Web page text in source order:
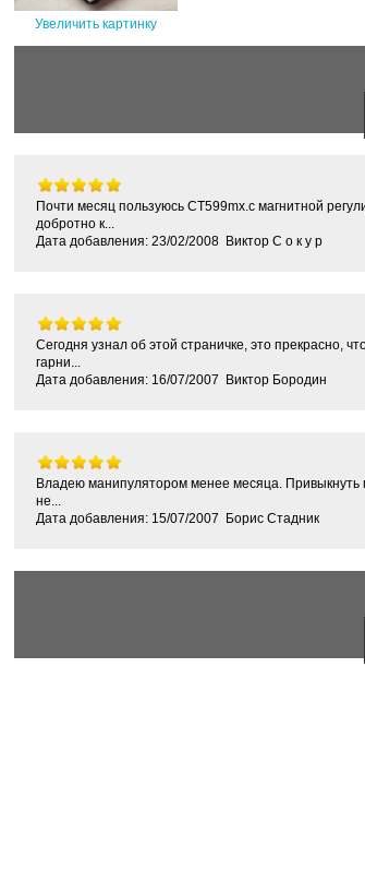
Увеличить картинку
Почти месяц пользуюсь CT599mx.с магнитной
добротно к...
Дата добавления: 23/02/2008 Виктор С о к у р
Сегодня узнал об этой страничке, это прекрасно,
гарни...
Дата добавления: 16/07/2007 Виктор Бородин
Владею манипулятором менее месяца. Привыкнуть
не...
Дата добавления: 15/07/2007 Борис Стадник